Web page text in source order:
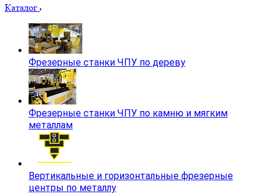
Каталог
Фрезерные станки ЧПУ по дереву
Фрезерные станки ЧПУ по камню и мягким
металлам
Вертикальные и горизонтальные фрезерные
центры по металлу